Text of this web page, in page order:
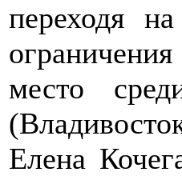
переходя
место
Елена